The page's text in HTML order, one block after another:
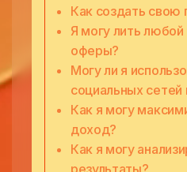
Как создать
Я могу лить
оферы?
Могу ли я
социальных сетей
Как я могу
доход?
Как я могу
результаты?